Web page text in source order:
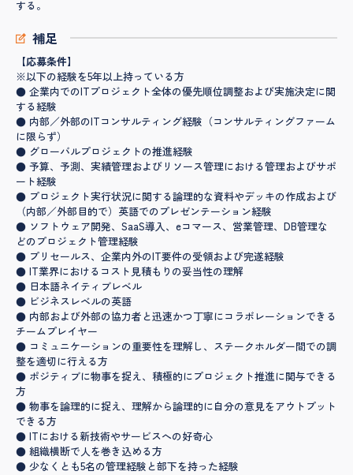
する。
補足
【応募条件】
※以下の経験を5年以上持っている方
● 企業内でのITプロジェクト全体の優先順位調整および実施決定に関
する経験
● 内部／外部のITコンサルティング経験（コンサルティングファーム
に限らず）
● グローバルプロジェクトの推進経験
● 予算、予測、実績管理およびリソース管理における管理およびサポ
ート経験
● プロジェクト実行状況に関する論理的な資料やデッキの作成および
（内部／外部目的で）英語でのプレゼンテーション経験
● ソフトウェア開発、SaaS導入、eコマース、営業管理、DB管理な
どのプロジェクト管理経験
● プリセールス、企業内外のIT要件の受領および完遂経験
● IT業界におけるコスト見積もりの妥当性の理解
● 日本語ネイティブレベル
● ビジネスレベルの英語
● 内部および外部の協力者と迅速かつ丁寧にコラボレーションできる
チームプレイヤー
● コミュニケーションの重要性を理解し、ステークホルダー間での調
整を適切に行える方
● ポジティブに物事を捉え、積極的にプロジェクト推進に関与できる
方
● 物事を論理的に捉え、理解から論理的に自分の意見をアウトプット
できる方
● ITにおける新技術やサービスへの好奇心
● 組織横断で人を巻き込める方
● 少なくとも5名の管理経験と部下を持った経験